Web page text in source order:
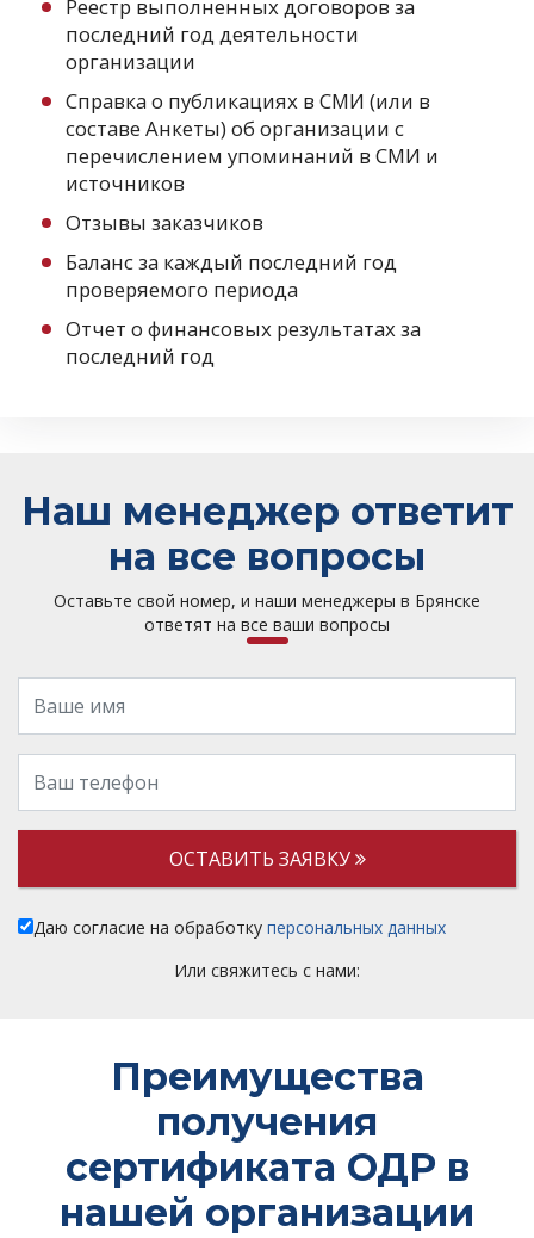
Реестр выполненных договоров за
последний год деятельности
организации
Справка о публикациях в СМИ (или в
составе Анкеты) об организации с
перечислением упоминаний в СМИ и
источников
Отзывы заказчиков
Баланс за каждый последний год
проверяемого периода
Отчет о финансовых результатах за
последний год
Наш менеджер ответит
на все вопросы
Оставьте свой номер, и наши менеджеры в Брянске
ответят на все ваши вопросы
ОСТАВИТЬ ЗАЯВКУ
Даю согласие на обработку персональных данных
Или свяжитесь с нами:
Преимущества
получения
сертификата ОДР в
нашей организации